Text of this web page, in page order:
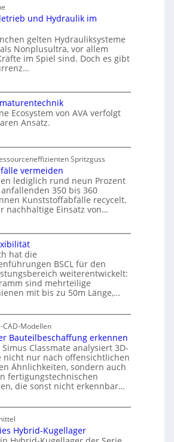
und Hydraulik im
gelten Hydrauliksysteme
Nonplusultra, vor allem
im Spiel sind. Doch es gibt
Ecosystem von AVA verfolgt
Ansatz.
Spritzguss
vermeiden
lediglich rund neun Prozent
350 bis 360
Kunststoffabfälle recycelt.
nachhaltige Einsatz von…
hat die
BSCL für den
weiterentwickelt:
sind mehrteilige
mit bis zu 50m Länge,…
CAD-Modellen
Bauteilbeschaffung erkennen
Classmate analysiert 3D-
nicht nur nach offensichtlichen
Ähnlichkeiten, sondern auch
fertigungstechnischen
die sonst nicht erkennbar…
Hybrid-Kugellager